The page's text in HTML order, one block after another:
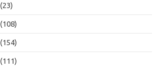
(23)
(108)
(154)
(111)